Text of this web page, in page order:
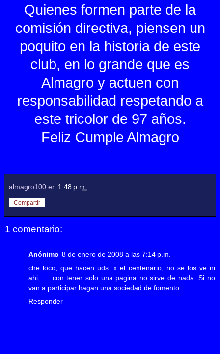
Quienes formen parte de la
comisión directiva, piensen un
poquito en la historia de este
club, en lo grande que es
Almagro y actuen con
responsabilidad respetando a
este tricolor de 97 años.
Feliz Cumple Almagro
almagro100 en 1:48 p.m.
Compartir
1 comentario:
Anónimo 8 de enero de 2008 a las 7:14 p.m.
che loco, que hacen uds. x el centenario, no se los ve ni
ahi...... con tener solo una pagina no sirve de nada. Si no
van a participar hagan una sociedad de fomento
Responder